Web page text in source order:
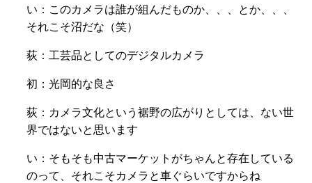
い：このカメラは誰が組んだものか、、、とか、、、
それこそ沼だな（笑）
荻：工芸品としてのデジタルカメラ
初：光岡的な良さ
荻：カメラ文化という裾野の広がりとしては、ない世
界ではないと思います
い：そもそも中古マーケットがちゃんと存在している
のって、それこそカメラと車ぐらいですからね